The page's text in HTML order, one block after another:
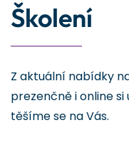
Školení
Z aktuální nabídky
prezenčně i online
těšíme se na Vás.